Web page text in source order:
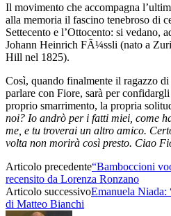
Il movimento che accompagna
alla memoria il fascino tenebroso di
Settecento e l’Ottocento: si vedano,
Johann Heinrich FÃ¼ssli (nato a
Hill nel 1825).
Così, quando finalmente il ragazzo
parlare con Fiore, sarà per
proprio smarrimento, la propria
noi? Io andrò per i fatti miei, come
me, e tu troverai un altro amico.
volta non morirà così presto. Ciao
Articolo precedente“Bamboccioni
recensito da Lorenza Ronzano
Articolo successivoEmanuela Niada:
di Matteo Bianchi